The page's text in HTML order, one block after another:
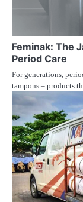
Feminak: The
Period Care
For generations,
tampons – products